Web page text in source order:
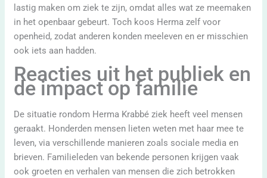
lastig maken om ziek te zijn, omdat alles wat ze meemaken
in het openbaar gebeurt. Toch koos Herma zelf voor
openheid, zodat anderen konden meeleven en er misschien
ook iets aan hadden.
Reacties uit het publiek en
de impact op familie
De situatie rondom Herma Krabbé ziek heeft veel mensen
geraakt. Honderden mensen lieten weten met haar mee te
leven, via verschillende manieren zoals sociale media en
brieven. Familieleden van bekende personen krijgen vaak
ook groeten en verhalen van mensen die zich betrokken